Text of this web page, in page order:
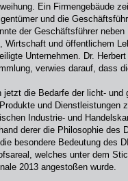
Ein Firmengebäude
und die
der Geschäftsführer
Wirtschaft und öffentlichem
Unternehmen. Dr.
verwies darauf, dass
die Bedarfe der licht- und
und Dienstleistungen
Industrie- und
derer die Philosophie des
besondere Bedeutung des
welches unter dem
2013 angestoßen wurde.